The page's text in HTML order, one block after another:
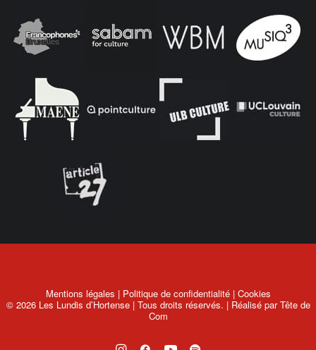
Mentions légales | Politique de confidentialité| Cookies
© 2026 Les Lundis d’Hortense | Tous droits réservés. | Réalisé parTête de
Com